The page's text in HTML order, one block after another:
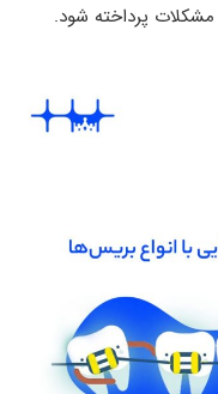
مشکلات پرداخته شود.